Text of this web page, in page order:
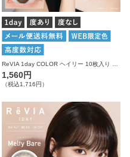
1,560円
（税込1,716円）